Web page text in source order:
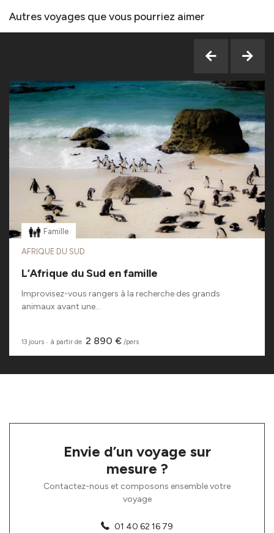
Autres voyages que vous pourriez aimer
Famille
AFRIQUE DU SUD
L’Afrique du Sud en famille
Improvisez-vous rangers à la recherche des grands
animaux avant une...
13 jours ‧ à partir de 2 890 € /pers
Envie d’un voyage sur
mesure ?
Contactez-nous et composons ensemble votre
voyage
01 40 62 16 79